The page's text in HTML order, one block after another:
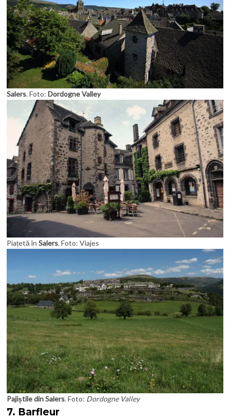
Salers. Foto:Dordogne Valley
Piațetă înSalers. Foto: Viajes
Pajiștile din Salers. Foto: Dordogne Valley
7. Barfleur